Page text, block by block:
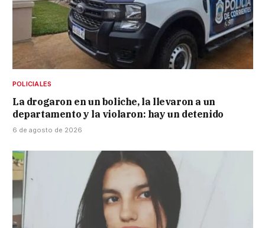
POLICIALES
La drogaron en un boliche, la llevaron a un
departamento y la violaron: hay un detenido
6 de agosto de 2026